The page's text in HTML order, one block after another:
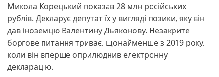
Микола Корецький показав 28 млн російських
рублів. Декларує депутат їх у вигляді позики, яку він
дав іноземцю Валентину Дьяконову. Незакрите
боргове питання триває, щонайменше з 2019 року,
коли він вперше оприлюднив електронну
декларацію.